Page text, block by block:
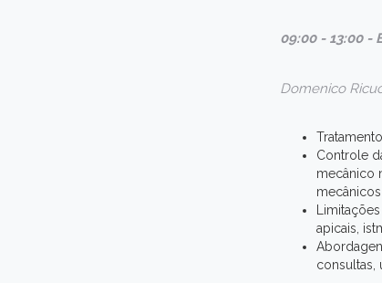
09:00 - 13:00 -
Domenico
Controle
mecânico
apicais,
consultas,